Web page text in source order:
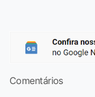
Comentários